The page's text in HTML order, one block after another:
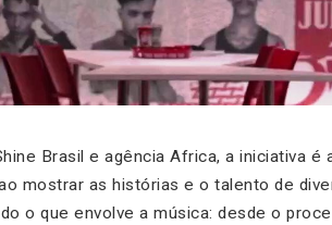
Brasil e agência Africa, a iniciativa é
mostrar as histórias e o talento de
o que envolve a música: desde o